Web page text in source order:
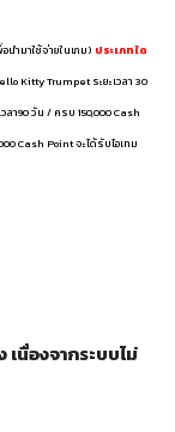
นำมาใช้จ่ายในเกม) ประเภทใด
Kitty Trumpet ระยะเวลา 30
ลา90 วัน / ครบ 150,000 Cash
Cash Point จะได้รับไอเทม
นื่องจากระบบไม่